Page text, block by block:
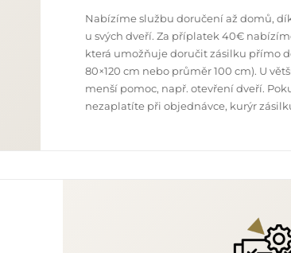
Nabízíme službu doručení až domů,
u svých dveří. Za příplatek 40€
která umožňuje doručit zásilku přímo
80×120 cm nebo průměr 100 cm). U
menší pomoc, např. otevření dveří.
nezaplatíte při objednávce, kurýr